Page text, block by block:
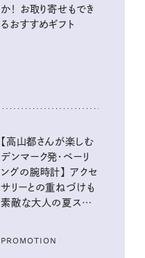
か！ お取り寄せもでき
るおすすめギフト
【高山都さんが楽しむ
デンマーク発・ベーリ
ングの腕時計】 アクセ
サリーとの重ねづけも
素敵な大人の夏スタイ
PROMOTION